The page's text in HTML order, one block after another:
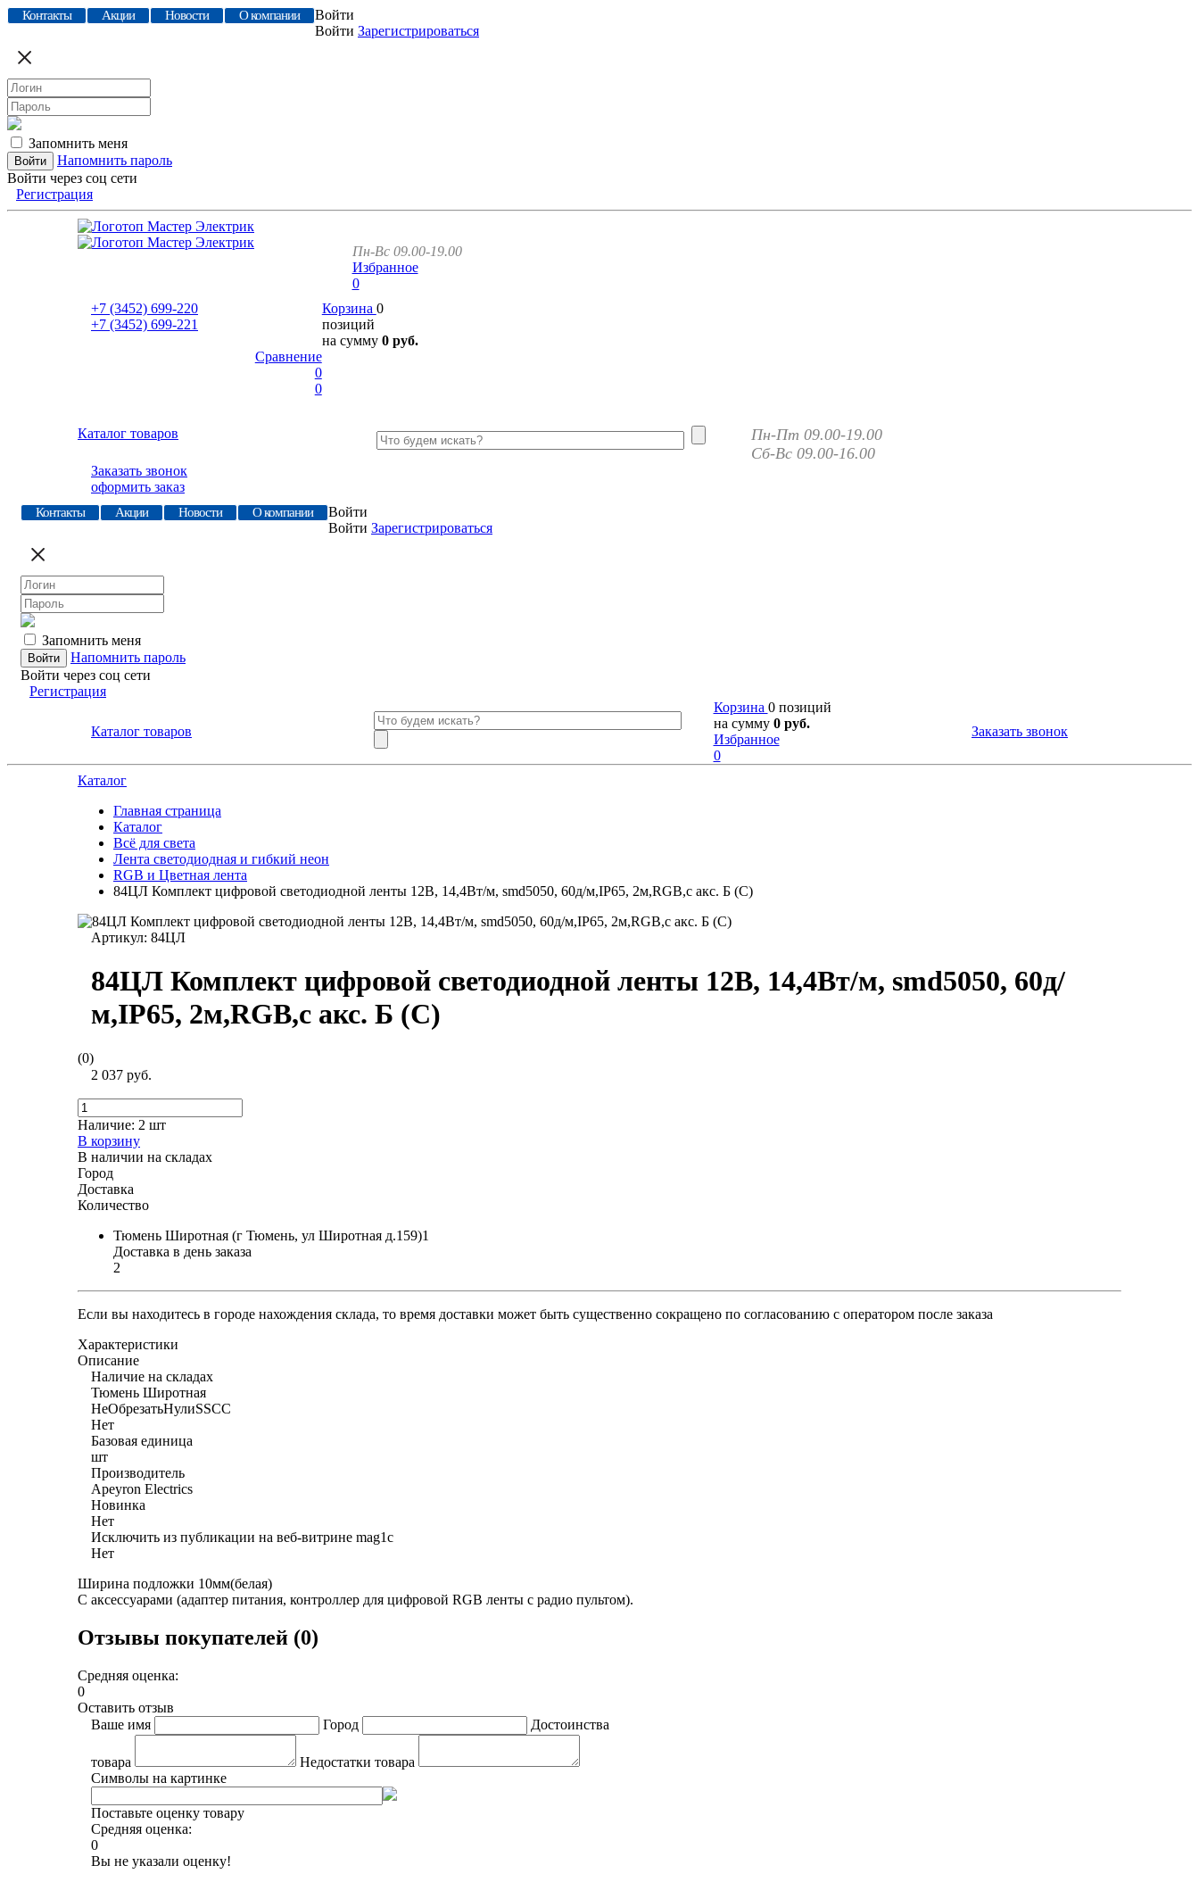
Контакты Акции Новости О компании
Войти
Войти Зарегистрироваться
Запомнить меня
Напомнить пароль
Войти через соц сети
Регистрация
Пн-Вс 09.00-19.00
Избранное
0
+7 (3452) 699-220
+7 (3452) 699-221
Корзина 0
позиций
на сумму 0 руб.
Сравнение
0
0
Каталог товаров
Пн-Пт 09.00-19.00
Сб-Вс 09.00-16.00
Заказать звонок
оформить заказ
Контакты Акции Новости О компании
Войти
Войти Зарегистрироваться
Запомнить меня
Напомнить пароль
Войти через соц сети
Регистрация
Каталог товаров
Корзина 0 позиций
на сумму 0 руб.
Избранное
0
Заказать звонок
Каталог
Главная страница
Каталог
Всё для света
Лента светодиодная и гибкий неон
RGB и Цветная лента
84ЦЛ Комплект цифровой светодиодной ленты 12В, 14,4Вт/м, smd5050, 60д/м,IP65, 2м,RGB,с акс. Б (С)
Артикул: 84ЦЛ
84ЦЛ Комплект цифровой светодиодной ленты 12В, 14,4Вт/м, smd5050, 60д/
м,IP65, 2м,RGB,с акс. Б (С)
(0)
2 037 руб.
Наличие: 2 шт
В корзину
В наличии на складах
Город
Доставка
Количество
Тюмень Широтная (г Тюмень, ул Широтная д.159)1
Доставка в день заказа
2
Если вы находитесь в городе нахождения склада, то время доставки может быть существенно сокращено по согласованию с оператором после заказа
Характеристики
Описание
Наличие на складах
Тюмень Широтная
НеОбрезатьНулиSSCC
Нет
Базовая единица
шт
Производитель
Apeyron Electrics
Новинка
Нет
Исключить из публикации на веб-витрине mag1c
Нет
Ширина подложки 10мм(белая)
С аксессуарами (адаптер питания, контроллер для цифровой RGB ленты с радио пультом).
Отзывы покупателей (0)
Средняя оценка:
0
Оставить отзыв
Ваше имя
Город Достоинства
товара
Недостатки товара
Символы на картинке
Поставьте оценку товару
Средняя оценка:
0
Вы не указали оценку!